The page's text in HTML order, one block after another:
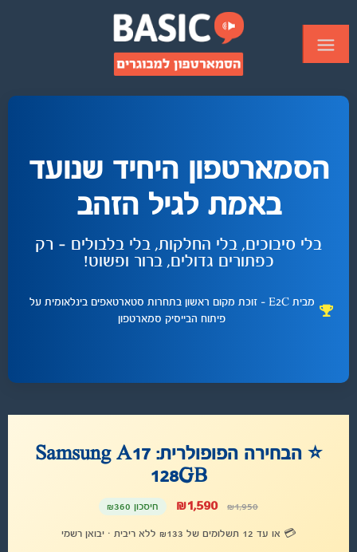
הסמארטפון היחיד שנועד
באמת לגיל הזהב
בלי סיבוכים, בלי החלקות, בלי בלבולים – רק
כפתורים גדולים, ברור ופשוט!
מבית E2C – זוכת מקום ראשון בתחרות סטארטאפים בינלאומית על
פיתוח הבייסיק סמארטפון
⭐ הבחירה הפופולרית: Samsung A17
128GB
₪1,950
₪1,590 חיסכון ₪360
💳 או עד 12 תשלומים של ₪133 ללא ריבית · יבואן רשמי